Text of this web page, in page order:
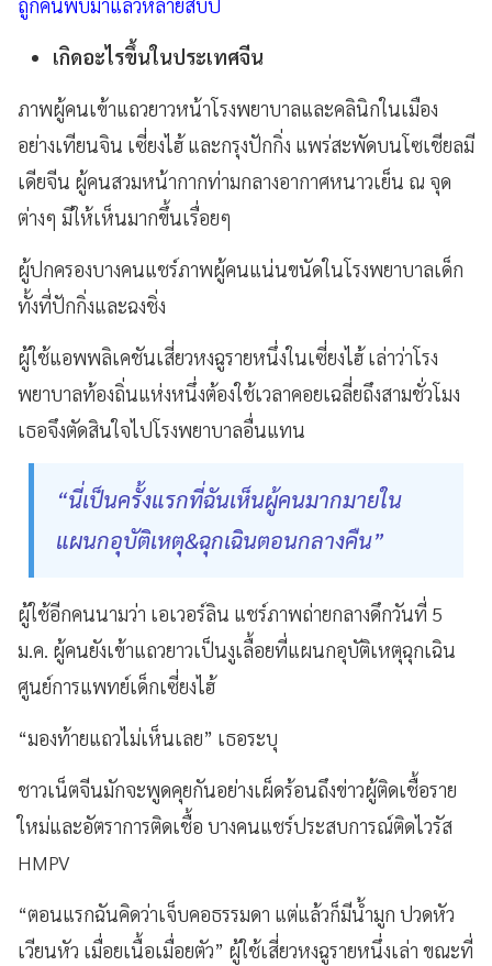
ถูกค้นพบมาแล้วหลายสิบปี
เกิดอะไรขึ้นในประเทศจีน
ภาพผู้คนเข้าแถวยาวหน้าโรงพยาบาลและคลินิกในเมือง
อย่างเทียนจิน เซี่ยงไฮ้ และกรุงปักกิ่ง แพร่สะพัดบนโซเชียลมี
เดียจีน ผู้คนสวมหน้ากากท่ามกลางอากาศหนาวเย็น ณ จุด
ต่างๆ มีให้เห็นมากขึ้นเรื่อยๆ
ผู้ปกครองบางคนแชร์ภาพผู้คนแน่นขนัดในโรงพยาบาลเด็ก
ทั้งที่ปักกิ่งและฉงชิ่ง
ผู้ใช้แอพพลิเคชันเสี่ยวหงฉูรายหนึ่งในเซี่ยงไฮ้ เล่าว่าโรง
พยาบาลท้องถิ่นแห่งหนึ่งต้องใช้เวลาคอยเฉลี่ยถึงสามชั่วโมง
เธอจึงตัดสินใจไปโรงพยาบาลอื่นแทน
“นี่เป็นครั้งแรกที่ฉันเห็นผู้คนมากมายใน
แผนกอุบัติเหตุ&ฉุกเฉินตอนกลางคืน”
ผู้ใช้อีกคนนามว่า เอเวอร์ลิน แชร์ภาพถ่ายกลางดึกวันที่ 5
ม.ค. ผู้คนยังเข้าแถวยาวเป็นงูเลื้อยที่แผนกอุบัติเหตุฉุกเฉิน
ศูนย์การแพทย์เด็กเซี่ยงไฮ้
“มองท้ายแถวไม่เห็นเลย” เธอระบุ
ชาวเน็ตจีนมักจะพูดคุยกันอย่างเผ็ดร้อนถึงข่าวผู้ติดเชื้อราย
ใหม่และอัตราการติดเชื้อ บางคนแชร์ประสบการณ์ติดไวรัส
HMPV
“ตอนแรกฉันคิดว่าเจ็บคอธรรมดา แต่แล้วก็มีน้ำมูก ปวดหัว
เวียนหัว เมื่อยเนื้อเมื่อยตัว” ผู้ใช้เสี่ยวหงฉูรายหนึ่งเล่า ขณะที่